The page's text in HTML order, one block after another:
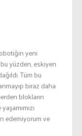
yeni
yüzden, eskiyen
Tüm bu
biraz daha
blokların
edemiyorum ve